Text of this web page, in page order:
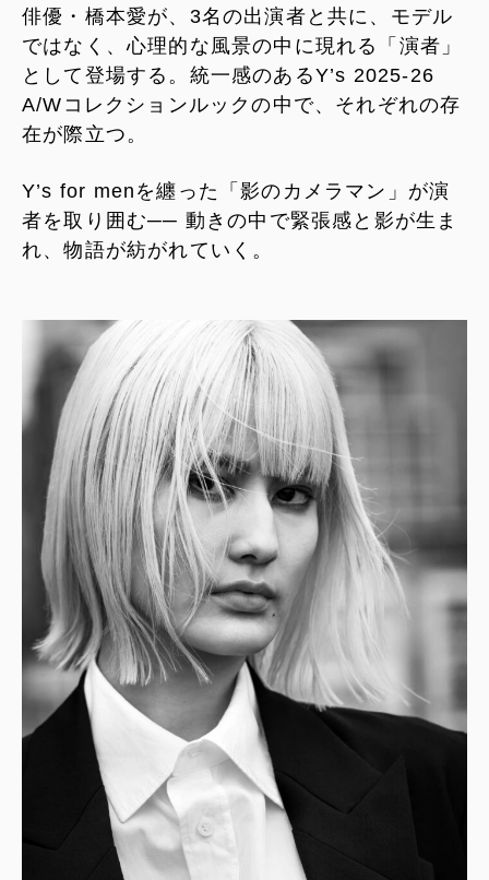
俳優・橋本愛が、3名の出演者と共に、モデル
ではなく、心理的な風景の中に現れる「演者」
として登場する。統一感のあるY’s 2025-26
A/Wコレクションルックの中で、それぞれの存
在が際立つ。
Y’s for menを纏った「影のカメラマン」が演
者を取り囲む── 動きの中で緊張感と影が生ま
れ、物語が紡がれていく。